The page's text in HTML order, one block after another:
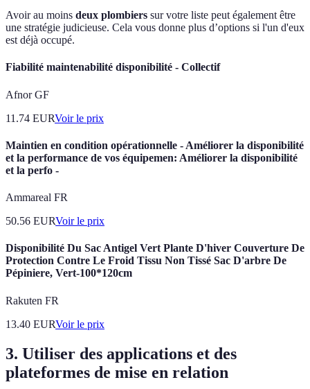
Avoir au moins deux plombiers sur votre liste peut également être
une stratégie judicieuse. Cela vous donne plus d’options si l'un d'eux
est déjà occupé.
Fiabilité maintenabilité disponibilité - Collectif
Afnor GF
11.74 EURVoir le prix
Maintien en condition opérationnelle - Améliorer la disponibilité
et la performance de vos équipemen: Améliorer la disponibilité
et la perfo -
Ammareal FR
50.56 EURVoir le prix
Disponibilité Du Sac Antigel Vert Plante D'hiver Couverture De
Protection Contre Le Froid Tissu Non Tissé Sac D'arbre De
Pépiniere, Vert-100*120cm
Rakuten FR
13.40 EURVoir le prix
3. Utiliser des applications et des
plateformes de mise en relation